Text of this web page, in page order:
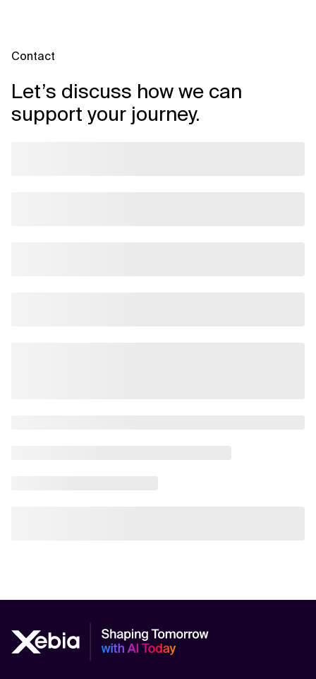
Contact
Let’s discuss how we can
support your journey.